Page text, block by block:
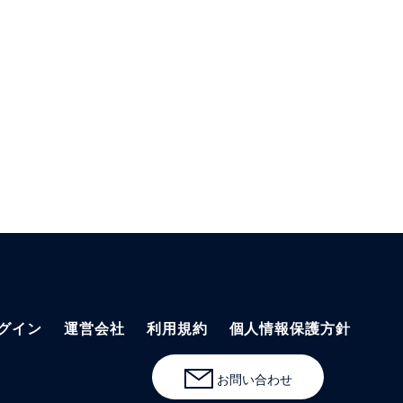
イン 運営会社 利用規約 個人情報保護方針
お問い合わせ